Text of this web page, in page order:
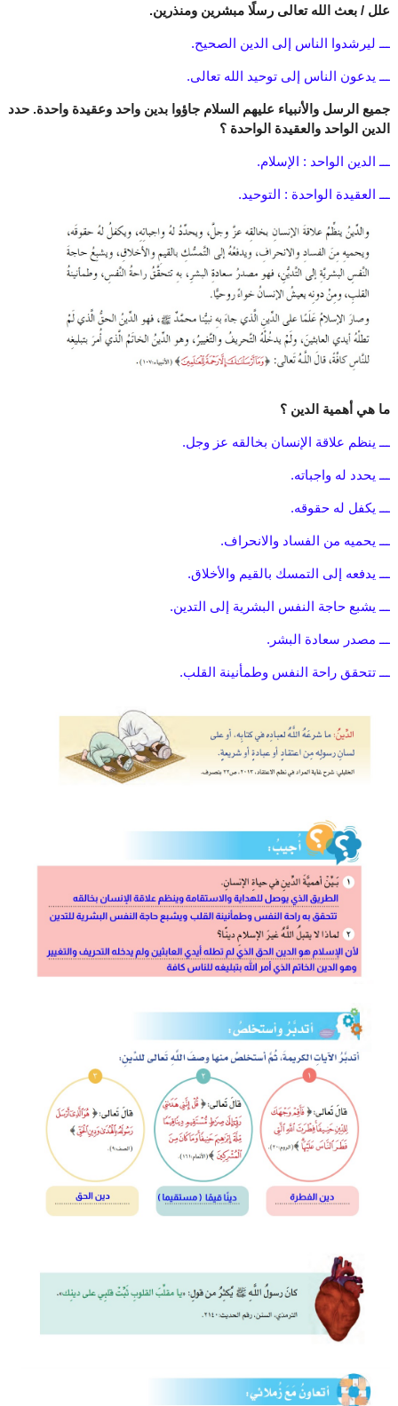
علل / بعث الله تعالى رسلًا مبشرين ومنذرين.
ـــ ليرشدوا الناس إلى الدين الصحيح.
ـــ يدعون الناس إلى توحيد الله تعالى.
جميع الرسل والأنبياء عليهم السلام جاؤوا بدين واحد وعقيدة واحدة. حدد
الدين الواحد والعقيدة الواحدة ؟
ـــ الدين الواحد : الإسلام.
ـــ العقيدة الواحدة : التوحيد.
ما هي أهمية الدين ؟
ـــ ينظم علاقة الإنسان بخالقه عز وجل.
ـــ يحدد له واجباته.
ـــ يكفل له حقوقه.
ـــ يحميه من الفساد والانحراف.
ـــ يدفعه إلى التمسك بالقيم والأخلاق.
ـــ يشبع حاجة النفس البشرية إلى التدين.
ـــ مصدر سعادة البشر.
ـــ تتحقق راحة النفس وطمأنينة القلب.